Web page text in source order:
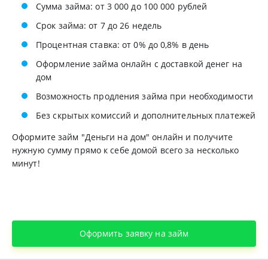
Сумма займа: от 3 000 до 100 000 рублей
Срок займа: от 7 до 26 недель
Процентная ставка: от 0% до 0,8% в день
Оформление займа онлайн с доставкой денег на
дом
Возможность продления займа при необходимости
Без скрытых комиссий и дополнительных платежей
Оформите займ "Деньги на дом" онлайн и получите
нужную сумму прямо к себе домой всего за несколько
минут!
Оформить заявку на займ